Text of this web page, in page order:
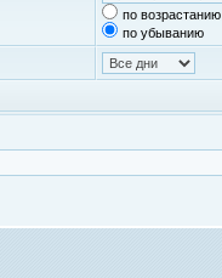
по возрастанию
по убыванию